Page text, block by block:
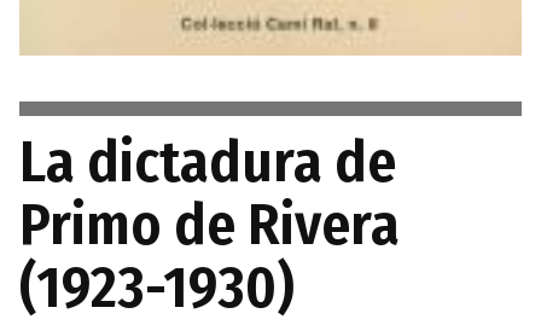
La dictadura de
Primo de Rivera
(1923-1930)